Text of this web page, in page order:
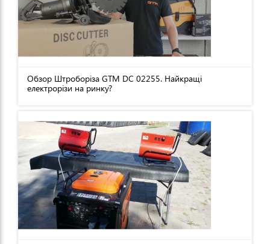
Обзор Штроборіза GTM DC 02255. Найкращі
електрорізи на ринку?